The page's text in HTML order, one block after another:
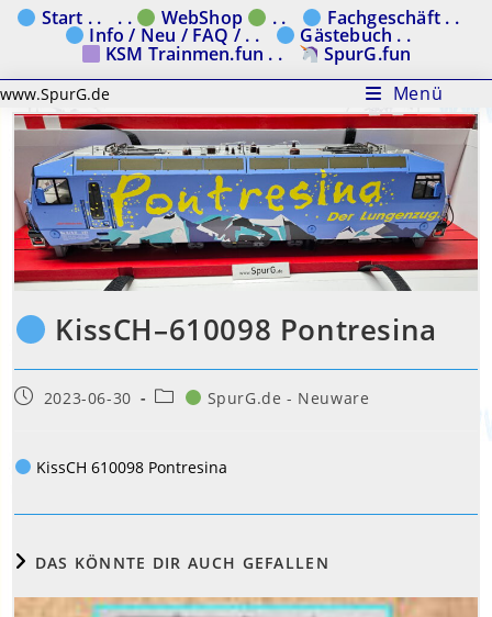
Zum Start . . . . WebShop . . Fachgeschäft . .
Info / Neu / FAQ / . . Gästebuch . .
KSM Trainmen.fun . . SpurG.fun
www.SpurG.de Menü
KissCH–610098 Pontresina
Beitrag2023-06-30
Beitrags-SpurG.de - Neuware
KissCH 610098 Pontresina
DAS KÖNNTE DIR AUCH GEFALLEN